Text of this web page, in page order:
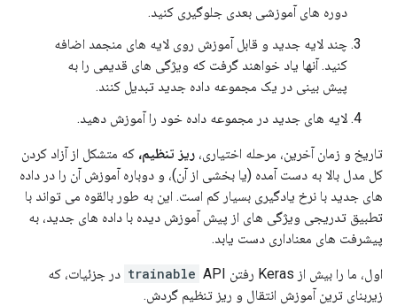
دوره های آموزشی بعدی جلوگیری کنید.
چند لایه جدید و قابل آموزش روی لایه های منجمد اضافه
کنید. آنها یاد خواهند گرفت که ویژگی های قدیمی را به
پیش بینی در یک مجموعه داده جدید تبدیل کنند.
لایه های جدید در مجموعه داده خود را آموزش دهید.
تاریخ و زمان آخرین، مرحله اختیاری، ریز تنظیم، که متشکل از آزاد کردن
کل مدل بالا به دست آمده (یا بخشی از آن)، و دوباره آموزش آن را در داده
های جدید با نرخ یادگیری بسیار کم است. این به طور بالقوه می تواند با
تطبیق تدریجی ویژگی های از پیش آموزش دیده با داده های جدید، به
پیشرفت های معناداری دست یابد.
اول، ما را بیش از Keras رفتن trainable API در جزئیات، که
زیربنای ترین آموزش انتقال و ریز تنظیم گردش.